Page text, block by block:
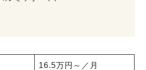
16.5万円～／月